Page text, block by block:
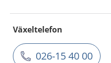
Växeltelefon
026-15 40 00